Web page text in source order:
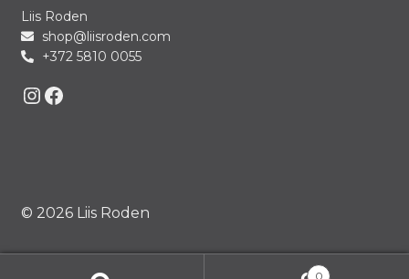
Liis Roden
shop@liisroden.com
+372 5810 0055
Liis on InstagramLiis on Facebook
© 2026 Liis Roden
0